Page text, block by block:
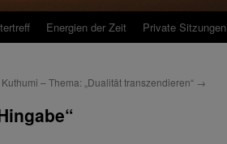
Energien der Zeit Private Sitzungen
– Thema: „Dualität transzendieren“ →